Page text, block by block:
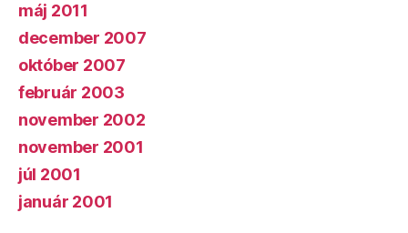
máj 2011
december 2007
október 2007
február 2003
november 2002
november 2001
júl 2001
január 2001